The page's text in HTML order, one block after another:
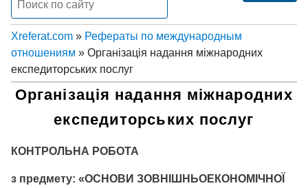
Xreferat.com » Рефераты по международным
отношениям » Організація надання міжнародних
експедиторських послуг
Організація надання міжнародних
експедиторських послуг
КОНТРОЛЬНА РОБОТА
з предмету: «ОСНОВИ ЗОВНІШНЬОЕКОНОМІЧНОЇ